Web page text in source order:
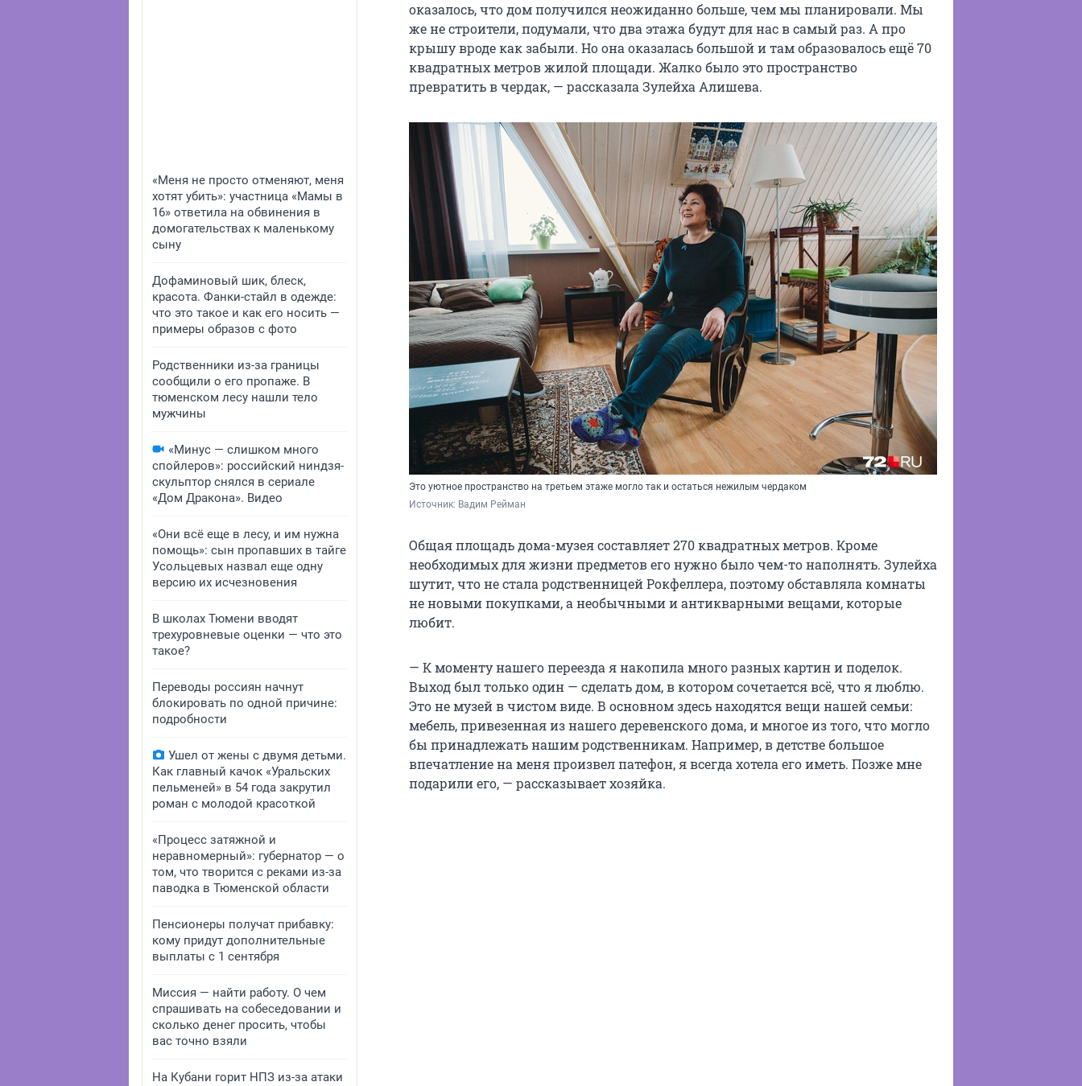
«Меня не просто отменяют, меня
хотят убить»: участница «Мамы в
16» ответила на обвинения в
домогательствах к маленькому
сыну
Дофаминовый шик, блеск,
красота. Фанки-стайл в одежде:
что это такое и как его носить —
примеры образов с фото
Родственники из-за границы
сообщили о его пропаже. В
тюменском лесу нашли тело
мужчины
«Минус — слишком много
спойлеров»: российский ниндзя-
скульптор снялся в сериале
«Дом Дракона». Видео
«Они всё еще в лесу, и им нужна
помощь»: сын пропавших в тайге
Усольцевых назвал еще одну
версию их исчезновения
В школах Тюмени вводят
трехуровневые оценки — что это
такое?
Переводы россиян начнут
блокировать по одной причине:
подробности
Ушел от жены с двумя детьми.
Как главный качок «Уральских
пельменей» в 54 года закрутил
роман с молодой красоткой
«Процесс затяжной и
неравномерный»: губернатор — о
том, что творится с реками из-за
паводка в Тюменской области
Пенсионеры получат прибавку:
кому придут дополнительные
выплаты с 1 сентября
Миссия — найти работу. О чем
спрашивать на собеседовании и
сколько денег просить, чтобы
вас точно взяли
На Кубани горит НПЗ из-за атаки
оказалось, что дом получился неожиданно больше, чем мы планировали. Мы
же не строители, подумали, что два этажа будут для нас в самый раз. А про
крышу вроде как забыли. Но она оказалась большой и там образовалось ещё 70
квадратных метров жилой площади. Жалко было это пространство
превратить в чердак, — рассказала Зулейха Алишева.
Это уютное пространство на третьем этаже могло так и остаться нежилым чердаком
Источник: Вадим Рейман
Общая площадь дома-музея составляет 270 квадратных метров. Кроме
необходимых для жизни предметов его нужно было чем-то наполнять. Зулейха
шутит, что не стала родственницей Рокфеллера, поэтому обставляла комнаты
не новыми покупками, а необычными и антикварными вещами, которые
любит.
— К моменту нашего переезда я накопила много разных картин и поделок.
Выход был только один — сделать дом, в котором сочетается всё, что я люблю.
Это не музей в чистом виде. В основном здесь находятся вещи нашей семьи:
мебель, привезенная из нашего деревенского дома, и многое из того, что могло
бы принадлежать нашим родственникам. Например, в детстве большое
впечатление на меня произвел патефон, я всегда хотела его иметь. Позже мне
подарили его, — рассказывает хозяйка.